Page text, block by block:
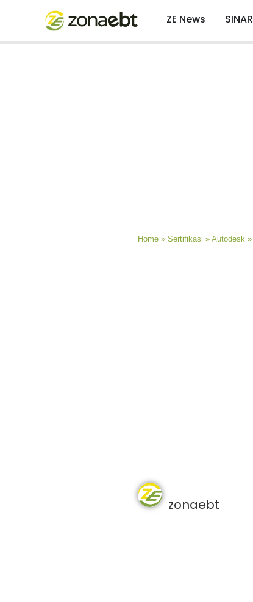
ZE News SINAR
Home » Sertifikasi » Autodesk »
zonaebt